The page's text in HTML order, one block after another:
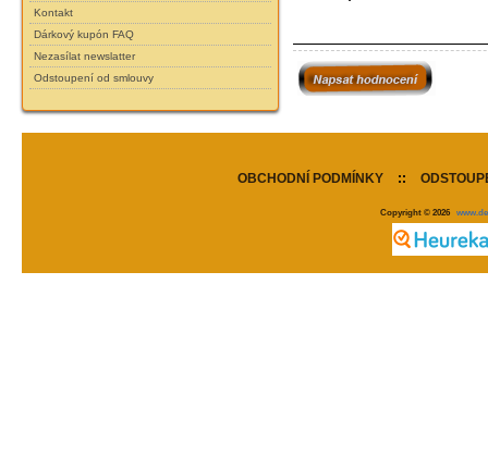
Kontakt
Dárkový kupón FAQ
Nezasílat newslatter
Odstoupení od smlouvy
OBCHODNÍ PODMÍNKY ::
Copyright © 2026